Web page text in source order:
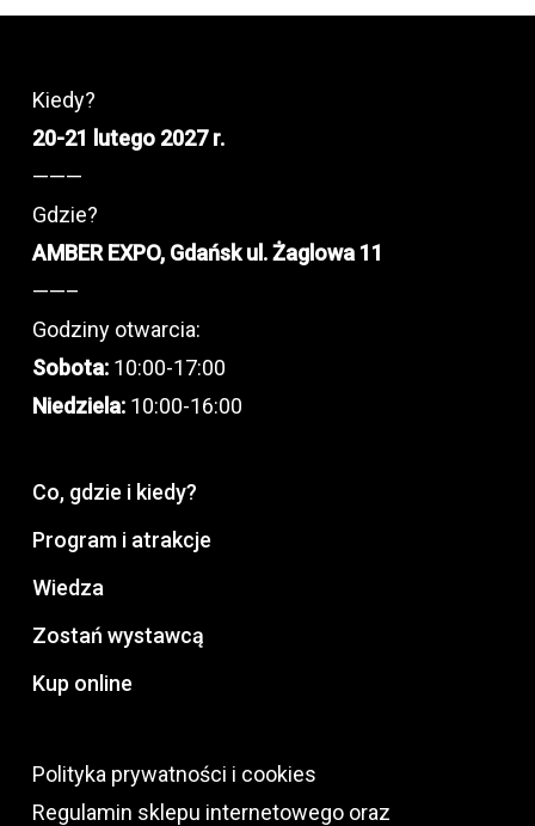
Kiedy?
20-21 lutego 2027 r.
———
Gdzie?
AMBER EXPO, Gdańsk ul. Żaglowa 11
——–
Godziny otwarcia:
Sobota:10:00-17:00
Niedziela:10:00-16:00
Co, gdzie i kiedy?
Program i atrakcje
Wiedza
Zostań wystawcą
Kup online
Polityka prywatności i cookies
Regulamin sklepu internetowego oraz